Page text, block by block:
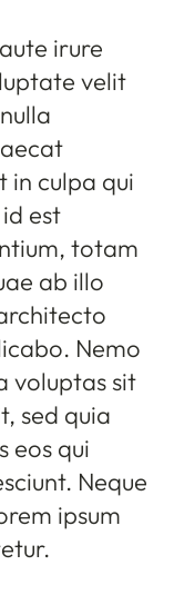
irure
velit
in culpa qui
est
totam
ab illo
Nemo
voluptas sit
sed quia
eos qui
Neque
ipsum